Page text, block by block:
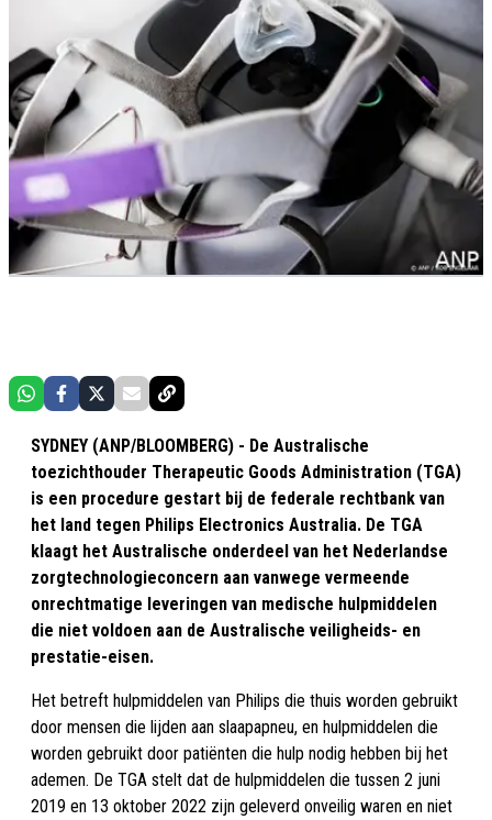
SYDNEY (ANP/BLOOMBERG) - De Australische
toezichthouder Therapeutic Goods Administration (TGA)
is een procedure gestart bij de federale rechtbank van
het land tegen Philips Electronics Australia. De TGA
klaagt het Australische onderdeel van het Nederlandse
zorgtechnologieconcern aan vanwege vermeende
onrechtmatige leveringen van medische hulpmiddelen
die niet voldoen aan de Australische veiligheids- en
prestatie-eisen.
Het betreft hulpmiddelen van Philips die thuis worden gebruikt
door mensen die lijden aan slaapapneu, en hulpmiddelen die
worden gebruikt door patiënten die hulp nodig hebben bij het
ademen. De TGA stelt dat de hulpmiddelen die tussen 2 juni
2019 en 13 oktober 2022 zijn geleverd onveilig waren en niet